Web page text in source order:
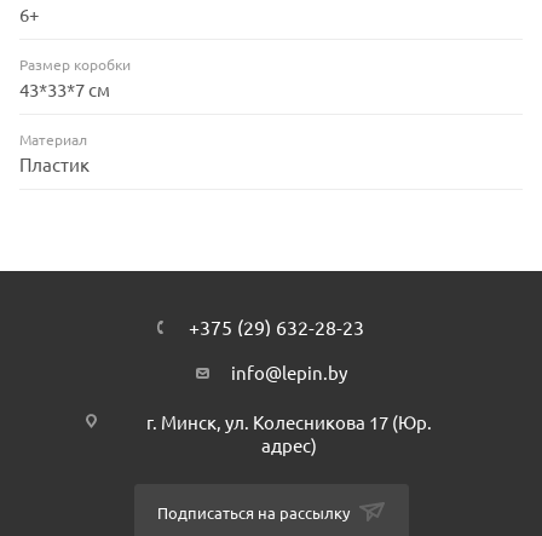
6+
Размер коробки
43*33*7 см
Материал
Пластик
+375 (29) 632-28-23
info@lepin.by
г. Минск, ул. Колесникова 17 (Юр.
адрес)
Подписаться на рассылку